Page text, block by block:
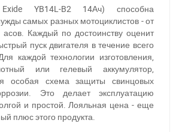
YB14L-B2 14Ач) способна
самых разных мотоциклистов - от
Каждый по достоинству оценит
пуск двигателя в течение всего
каждой технологии изготовления,
или гелевый аккумулятор,
особая схема защиты свинцовых
Это делает эксплуатацию
и простой. Лояльная цена - еще
плюс этого продукта.